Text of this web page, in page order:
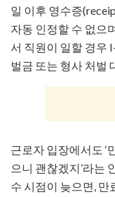
일 이후 영수증
자동 인정할 수 없으
서 직원이 일할 경우
벌금 또는 형사 처벌
근로자 입장에서도 ‘
으니 괜찮겠지’라는
수 시점이 늦으면, 만